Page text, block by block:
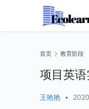
首页 教育阶段
项目英
王艳艳 •